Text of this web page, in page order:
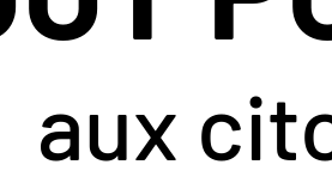
aux